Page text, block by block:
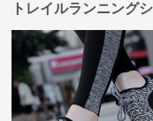
トレイルランニング